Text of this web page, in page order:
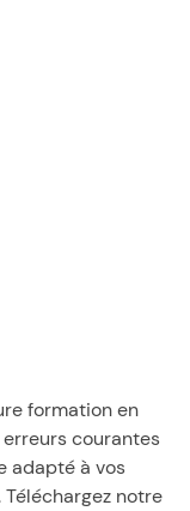
formation en
erreurs courantes
adapté à vos
notre